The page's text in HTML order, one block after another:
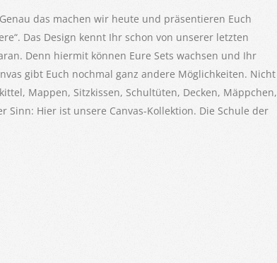
das machen wir heute und präsentieren Euch
Das Design kennt Ihr schon von unserer letzten
Denn hiermit können Eure Sets wachsen und Ihr
gibt Euch nochmal ganz andere Möglichkeiten. Nicht
Mappen, Sitzkissen, Schultüten, Decken, Mäppchen,
Sinn: Hier ist unsere Canvas-Kollektion. Die Schule der